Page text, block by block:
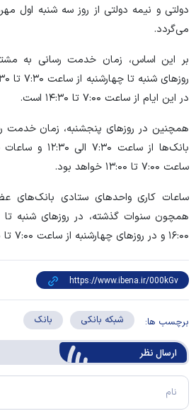
می‌گردد.
بر این اساس، زمان خدمت رسانی به
در این ایام از ساعت ۷:۰۰ تا ۱۴:۳۰ است.
همچنین در روز‌های پنجشنبه، زمان خدمت
بانک‌ها از ساعت
ساعت ۷:۰۰ تا ۱۳:۰۰ خواهد بود.
ساعات کاری واحد‌های ستادی بانک‌های
۱۶:۰۰ و در روز‌های چهارشنبه از ساعت ۷:۰۰ تا ۱۵:۰۰ است.
برچسب ها: شبکه بانکی بانک
ارسال‌ نظر